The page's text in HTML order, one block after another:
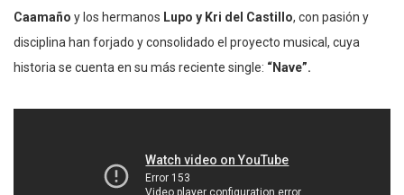
Caamaño y los hermanos Lupo y Kri del Castillo, con pasión y
disciplina han forjado y consolidado el proyecto musical, cuya
historia se cuenta en su más reciente single: “Nave”.